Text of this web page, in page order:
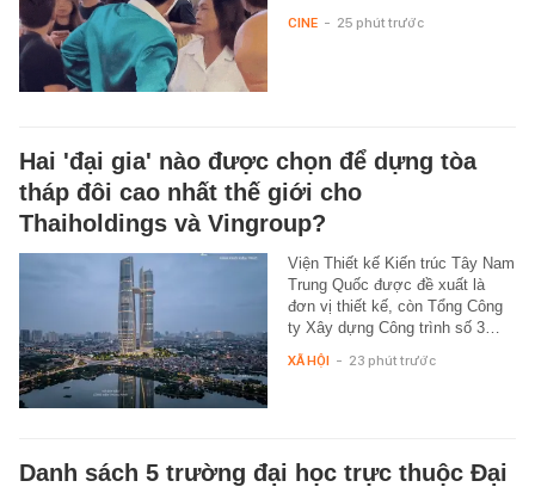
CINE - 25 phút trước
Hai 'đại gia' nào được chọn để dựng tòa
tháp đôi cao nhất thế giới cho
Thaiholdings và Vingroup?
Viện Thiết kế Kiến trúc Tây Nam
Trung Quốc được đề xuất là
đơn vị thiết kế, còn Tổng Công
ty Xây dựng Công trình số 3…
XÃ HỘI - 23 phút trước
Danh sách 5 trường đại học trực thuộc Đại